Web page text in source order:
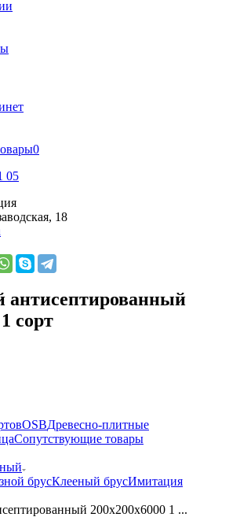
0
05
18
антисептированный
сорт
OSBДревесно-плитные
Сопутствующие товары
брусКлееный брусИмитация
200х200х6000 1 ...